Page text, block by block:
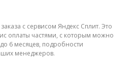
с сервисом Яндекс Сплит. Это
оплаты частями, с которым можно
6 месяцев, подробности
менеджеров.